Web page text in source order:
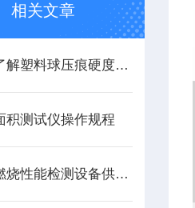
相关文章
及时了解塑料球压痕硬度仪知识
积测试仪操作规程
多种燃烧性能检测设备供您选择